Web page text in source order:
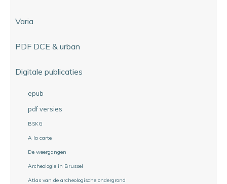
Varia
PDF DCE & urban
Digitale publicaties
epub
pdf versies
BSKG
A la carte
De weergangen
Archeologie in Brussel
Atlas van de archeologische ondergrond